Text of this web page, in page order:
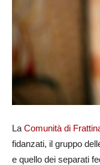
La Comunità di
fidanzati, il gruppo
e quello dei separati